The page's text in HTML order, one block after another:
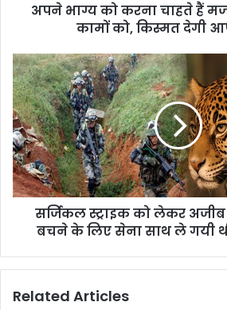
अपने भाग्य को करना चाहते हैं
कामों को, किस्मत देगी
सर्जिकल स्ट्राइक को लेकर
बचने के लिए सेना साथ ले गयी
Related Articles